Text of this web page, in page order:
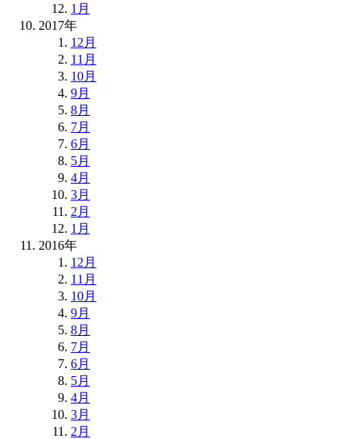
1月
2017年
12月
11月
10月
9月
8月
7月
6月
5月
4月
3月
2月
1月
2016年
12月
11月
10月
9月
8月
7月
6月
5月
4月
3月
2月